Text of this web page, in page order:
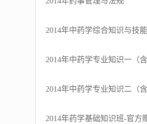
2014年中药学综合知识与技能
2014年中药学专业知识一（
2014年中药学专业知识二（
2014年药学基础知识班-官方